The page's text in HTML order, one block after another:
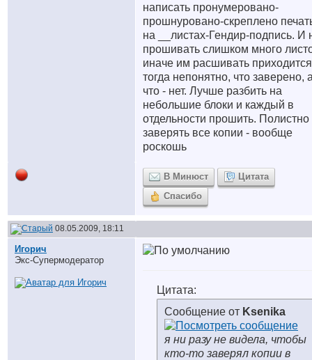
написать пронумеровано-
прошнуровано-скреплено
на __листах-Гендир-подпись. И
прошивать слишком много
иначе им расшивать
тогда непонятно, что заверено,
что - нет. Лучше разбить на
небольшие блоки и каждый в
отдельности прошить. Полистно
заверять все копии - вообще
роскошь
В Минюст
Цитата
Спасибо
08.05.2009, 18:11
Игорич
Экс-Супермодератор
Цитата:
Сообщение от Ksenika
я ни разу не видела, чтобы
кто-то заверял копии в